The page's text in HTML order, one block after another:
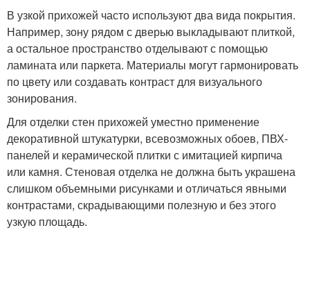
В узкой прихожей часто используют два вида покрытия.
Например, зону рядом с дверью выкладывают плиткой,
а остальное пространство отделывают с помощью
ламината или паркета. Материалы могут гармонировать
по цвету или создавать контраст для визуального
зонирования.
Для отделки стен прихожей уместно применение
декоративной штукатурки, всевозможных обоев, ПВХ-
панелей и керамической плитки с имитацией кирпича
или камня. Стеновая отделка не должна быть украшена
слишком объемными рисунками и отличаться явными
контрастами, скрадывающими полезную и без этого
узкую площадь.